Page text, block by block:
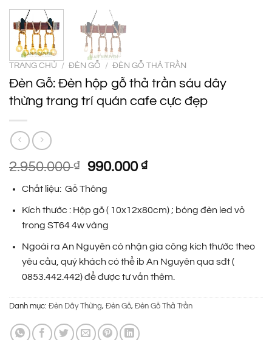
TRANG CHỦ / ĐÈN GỖ / ĐÈN GỖ THẢ TRẦN
Đèn Gỗ: Đèn hộp gỗ thả trần sáu dây
thừng trang trí quán cafe cực đẹp
2.950.000₫
Giá
là:
2.950.000 ₫.
990.000₫Giá
là:
Chất liệu: Gỗ Thông
Kích thước : Hộp gỗ ( 10x12x80cm) ; bóng đèn led vỏ
trong ST64 4w vàng
Ngoài ra An Nguyên có nhận gia công kích thước theo
yêu cầu, quý khách có thể ib An Nguyên qua sđt (
0853.442.442) để được tư vấn thêm.
Danh mục: Đèn Dây Thừng, Đèn Gỗ, Đèn Gỗ Thả Trần